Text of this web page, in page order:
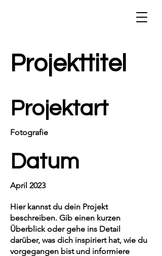
Projekttitel
Projektart
Fotografie
Datum
April 2023
Hier kannst du dein Projekt
beschreiben. Gib einen kurzen
Überblick oder gehe ins Detail
darüber, was dich inspiriert hat, wie du
vorgegangen bist und informiere